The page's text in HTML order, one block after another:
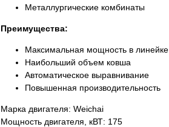
Металлургические комбинаты
Преимущества:
Максимальная мощность в линейке
Наибольший объем ковша
Автоматическое выравнивание
Повышенная производительность
Марка двигателя: Weichai
Мощность двигателя, кВТ: 175